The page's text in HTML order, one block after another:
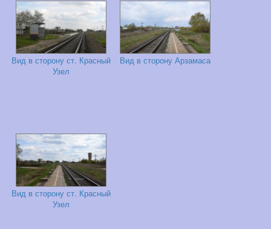
Вид в сторону ст. Красный
Узел
Вид в сторону Арзамаса
Вид в сторону ст. Красный
Узел